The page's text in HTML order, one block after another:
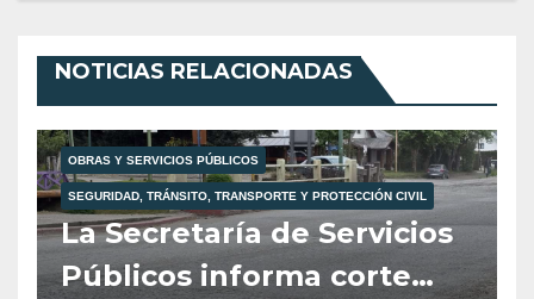
NOTICIAS RELACIONADAS
OBRAS Y SERVICIOS PÚBLICOS
SEGURIDAD, TRÁNSITO, TRANSPORTE Y PROTECCIÓN CIVIL
La Secretaría de Servicios
Públicos informa corte